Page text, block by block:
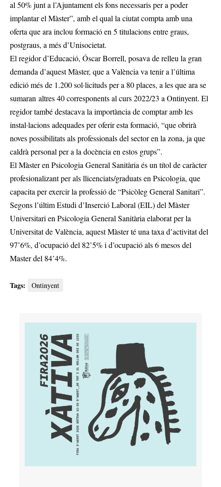
al 50% junt a l’Ajuntament els fons necessaris per a poder
implantar el Màster”, amb el qual la ciutat compta amb una
oferta que ara inclou formació en 5 titulacions entre graus,
postgraus, a més d’Unisocietat.
El regidor d’Educació, Óscar Borrell, posava de relleu la gran
demanda d’aquest Màster, que a València va tenir a l’última
edició més de 1.200 sol·licituds per a 80 places, a les que ara se
sumaran altres 40 corresponents al curs 2022/23 a Ontinyent. El
regidor també destacava la importància de comptar amb les
instal·lacions adequades per oferir esta formació, “que obrirà
noves possibilitats als professionals del sector en la zona, ja que
caldrà personal per a la docència en estos grups”.
El Màster en Psicologia General Sanitària és un títol de caràcter
profesionalizant per als llicenciats/graduats en Psicologia, que
capacita per exercir la professió de “Psicòleg General Sanitari”.
Segons l’últim Estudi d’Inserció Laboral (EIL) del Màster
Universitari en Psicologia General Sanitària elaborat per la
Universitat de València, aquest Màster té una taxa d’activitat del
97’6%, d’ocupació del 82’5% i d’ocupació als 6 mesos del
Master del 84’4%.
Tags: Ontinyent